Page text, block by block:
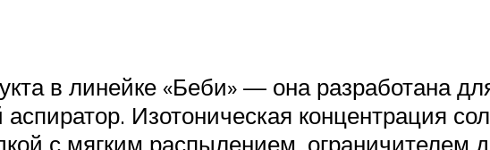
в линейке «Беби» — она разработана
Изотоническая концентрация
с мягким распылением, ограничителем